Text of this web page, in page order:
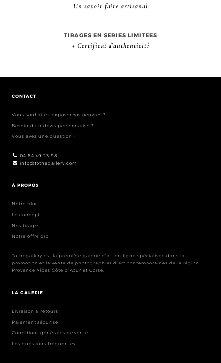
Un savoir faire artisanal
TIRAGES EN SÉRIES LIMITÉES
+ Certificat d’authenticité
CONTACT
Vous souhaitez exposer vos oeuvres ?
Besoin d’un devis personnalisé ?
Vous avez une question ?
04 84 49 23 98
info@tothegallery.com
À PROPOS
Notre blog
Le concept
Nos tirages
Notre offre pro
Tothegallery est la première galerie d’art en ligne spécialisée dans la
promotion et la vente de photographies d’art contemporaines de la région
Provence Alpes Côte d’Azur et Corse.
LA GALERIE
Livraison & retours
Paiement sécurisé
Conditions générales de vente
Les questions fréquentes